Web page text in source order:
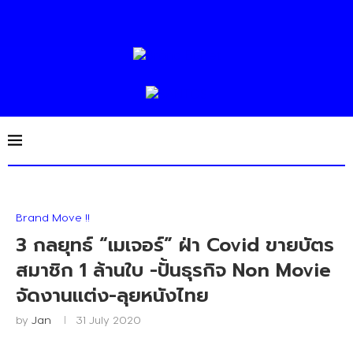
Brand Move !!
3 กลยุทธ์ “เมเจอร์” ฝ่า Covid ขายบัตร
สมาชิก 1 ล้านใบ -ปั้นธุรกิจ Non Movie
จัดงานแต่ง-ลุยหนังไทย
by Jan 31 July 2020